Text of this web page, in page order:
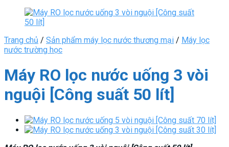
Trang chủ / Sản phẩm máy lọc nước thương mại / Máy lọc
nước trường học
Máy RO lọc nước uống 3 vòi
nguội [Công suất 50 lít]